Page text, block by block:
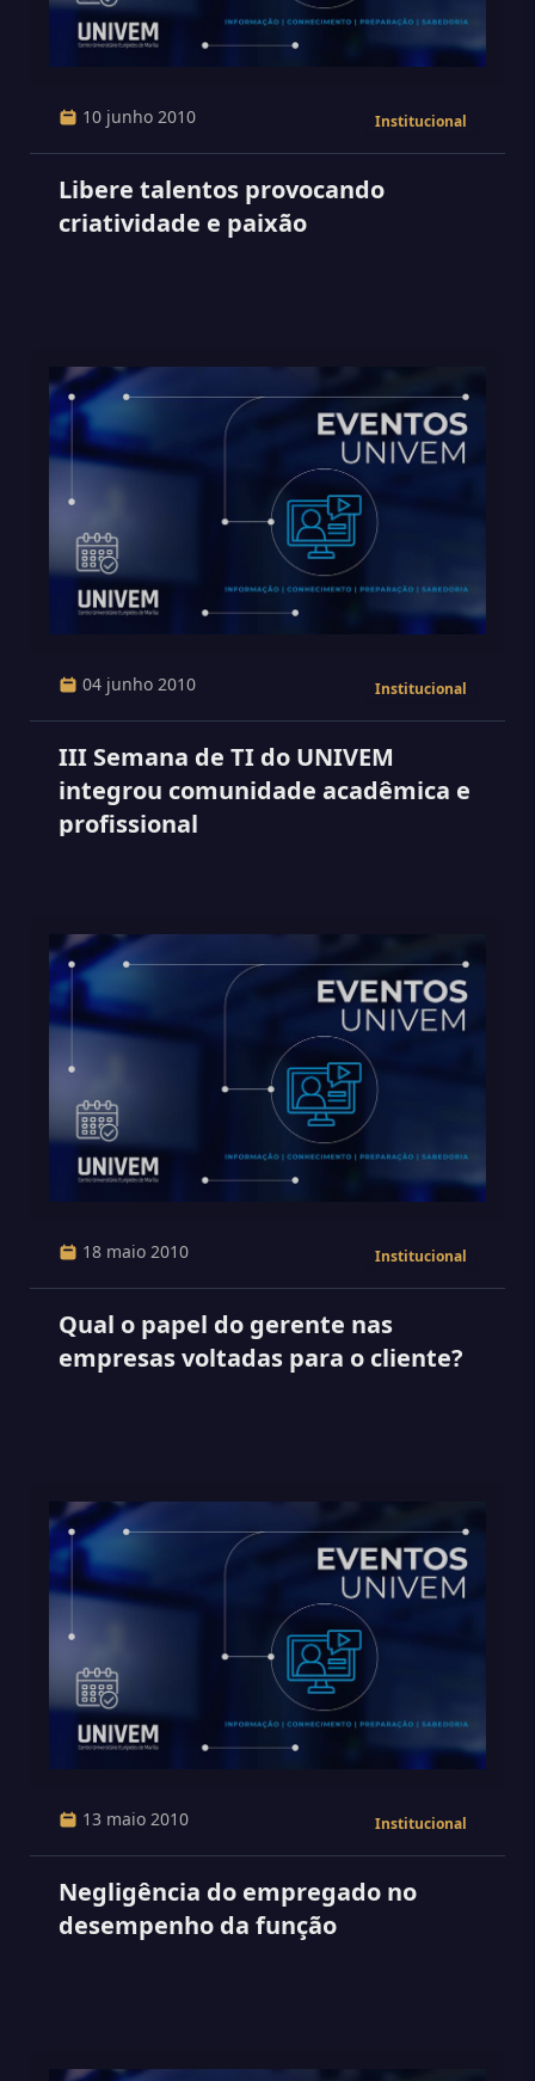
10 junho 2010 Institucional
Libere talentos provocando
criatividade e paixão
04 junho 2010 Institucional
III Semana de TI do UNIVEM
integrou comunidade acadêmica e
profissional
18 maio 2010 Institucional
Qual o papel do gerente nas
empresas voltadas para o cliente?
13 maio 2010 Institucional
Negligência do empregado no
desempenho da função